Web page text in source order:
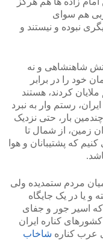
هم سوای
نبوده و نیستند و
شاهنشاهی و نه
خود را در برابر
کردند، هستند
رستم وار به نبرد
چندمین بار، حتی نزدیک
زمین، از شمال تا
که پشتیبانان و هوا
میان مردم ستمدیده ولی
و یا در یک جایگاه
اسیر جور و جفای
کناره ایران
عرب کناره شاخاب